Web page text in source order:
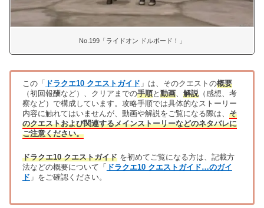
No.199「ライドオン ドルボード！」
この「 ドラクエ10 クエストガイド 」は、そのクエストの概要
（初回報酬など）、クリアまでの手順と 動画、 解説（感想、考
察など）で構成しています。攻略手順では具体的なストーリー
内容に触れてはいませんが、動画や解説をご覧になる際は、 そ
のクエストおよび関連するメインストーリーなどのネタバレに
ご注意ください。
ドラクエ10 クエストガイドを初めてご覧になる方は、記載方
法などの概要について「
ドラクエ10 クエストガイド…のガイ
ド 」をご確認ください。